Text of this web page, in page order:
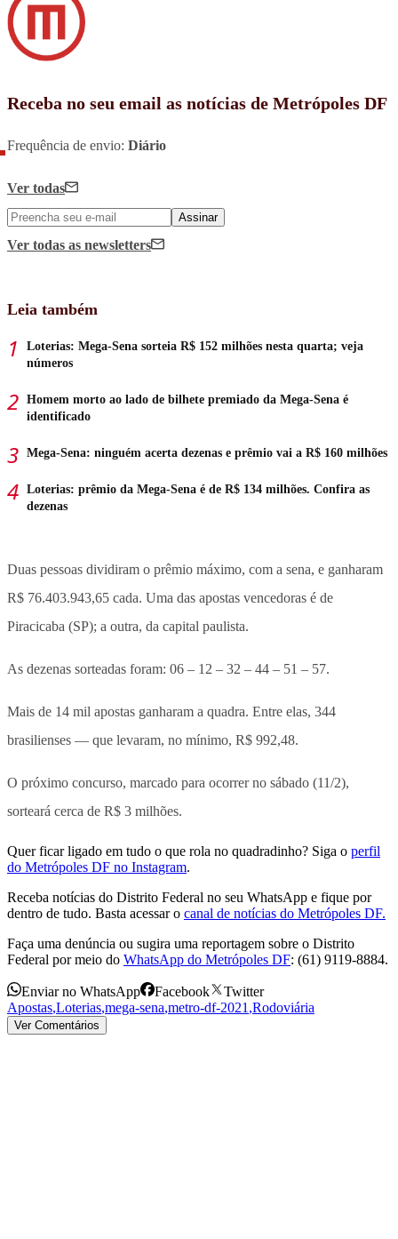
Receba no seu email as notícias de Metrópoles DF
Frequência de envio: Diário
Ver todas
Assinar
Ver todas as newsletters
Leia também
Loterias: Mega-Sena sorteia R$ 152 milhões nesta quarta; veja
números
Homem morto ao lado de bilhete premiado da Mega-Sena é
identificado
Mega-Sena: ninguém acerta dezenas e prêmio vai a R$ 160 milhões
Loterias: prêmio da Mega-Sena é de R$ 134 milhões. Confira as
dezenas
Duas pessoas dividiram o prêmio máximo, com a sena, e ganharam
R$ 76.403.943,65 cada. Uma das apostas vencedoras é de
Piracicaba (SP); a outra, da capital paulista.
As dezenas sorteadas foram: 06 – 12 – 32 – 44 – 51 – 57.
Mais de 14 mil apostas ganharam a quadra. Entre elas, 344
brasilienses — que levaram, no mínimo, R$ 992,48.
O próximo concurso, marcado para ocorrer no sábado (11/2),
sorteará cerca de R$ 3 milhões.
Quer ficar ligado em tudo o que rola no quadradinho? Siga o perfil
do Metrópoles DF no Instagram.
Receba notícias do Distrito Federal no seu WhatsApp e fique por
dentro de tudo. Basta acessar o canal de notícias do Metrópoles DF.
Faça uma denúncia ou sugira uma reportagem sobre o Distrito
Federal por meio do WhatsApp do Metrópoles DF: (61) 9119-8884.
Enviar no WhatsApp Facebook
Twitter
Apostas,Loterias,mega-sena,metro-df-2021 ,Rodoviária
Ver Comentários